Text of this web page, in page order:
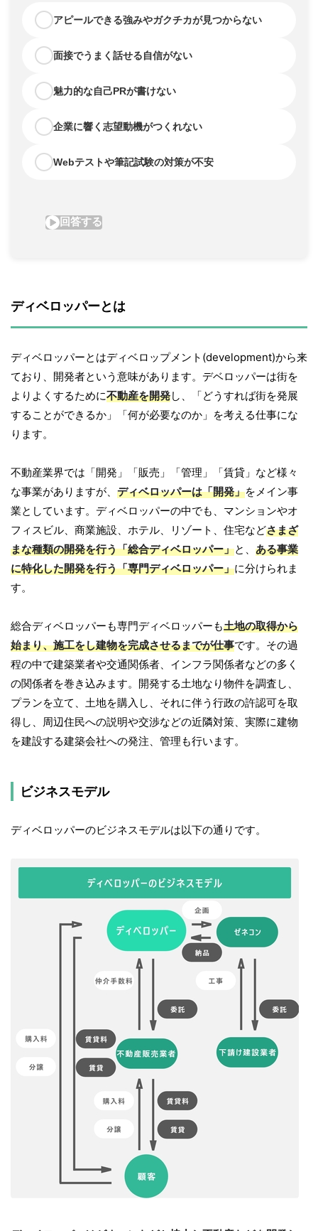
ディベロッパーとは
ディベロッパーとはディベロップメント(development)から来
ており、開発者という意味があります。デベロッパーは街を
よりよくするために不動産を開発し、「どうすれば街を発展
することができるか」「何が必要なのか」を考える仕事にな
ります。
不動産業界では「開発」「販売」「管理」「賃貸」など様々
な事業がありますが、 ディベロッパーは「開発」をメイン事
業としています。ディベロッパーの中でも、マンションやオ
フィスビル、商業施設、ホテル、リゾート、住宅などさまざ
まな種類の開発を行う「総合ディベロッパー」と、 ある事業
に特化した開発を行う「専門ディベロッパー」に分けられま
す。
総合ディベロッパーも専門ディベロッパーも土地の取得から
始まり、施工をし建物を完成させるまでが仕事です。その過
程の中で建築業者や交通関係者、インフラ関係者などの多く
の関係者を巻き込みます。開発する土地なり物件を調査し、
プランを立て、土地を購入し、それに伴う行政の許認可を取
得し、周辺住民への説明や交渉などの近隣対策、実際に建物
を建設する建築会社への発注、管理も行います。
ビジネスモデル
ディベロッパーのビジネスモデルは以下の通りです。